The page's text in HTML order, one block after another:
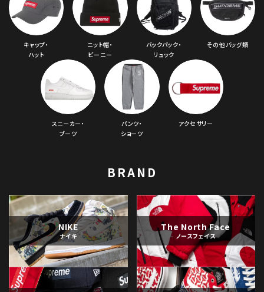
キャップ・
ハット
ニット帽・
ビーニー
バックパック・
リュック
その他バッグ類
スニーカー・
ブーツ
パンツ・
ショーツ
アクセサリー
BRAND
NIKE
ナイキ
The North Face
ノースフェイス